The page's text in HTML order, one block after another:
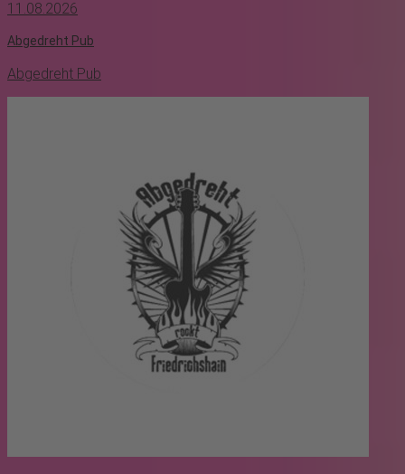
11.08.2026
Abgedreht Pub
Abgedreht Pub